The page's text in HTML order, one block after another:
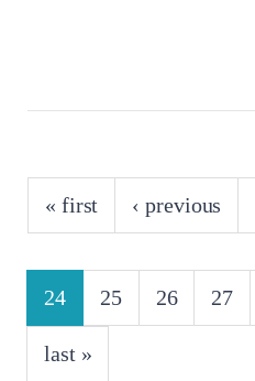
PAGES
« first ‹ previous
24 25 26 27
last »